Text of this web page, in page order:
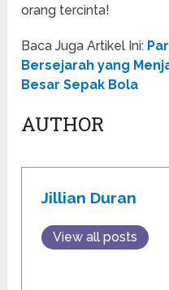
orang tercinta!
Baca Juga Artikel Ini:
Bersejarah yang
Besar Sepak Bola
AUTHOR
Jillian Duran
View all posts